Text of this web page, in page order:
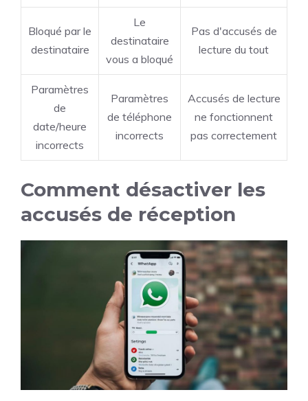
Bloqué par le
destinataire
Le
destinataire
vous a bloqué
Pas d'accusés de
lecture du tout
Paramètres
de
date/heure
incorrects
Paramètres
de téléphone
incorrects
Accusés de lecture
ne fonctionnent
pas correctement
Comment désactiver les
accusés de réception